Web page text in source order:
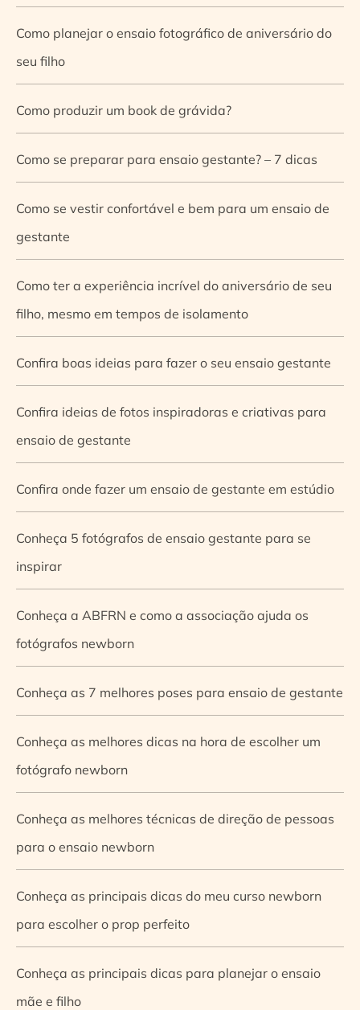
Como planejar o ensaio fotográfico de aniversário do
seu filho
Como produzir um book de grávida?
Como se preparar para ensaio gestante? – 7 dicas
Como se vestir confortável e bem para um ensaio de
gestante
Como ter a experiência incrível do aniversário de seu
filho, mesmo em tempos de isolamento
Confira boas ideias para fazer o seu ensaio gestante
Confira ideias de fotos inspiradoras e criativas para
ensaio de gestante
Confira onde fazer um ensaio de gestante em estúdio
Conheça 5 fotógrafos de ensaio gestante para se
inspirar
Conheça a ABFRN e como a associação ajuda os
fotógrafos newborn
Conheça as 7 melhores poses para ensaio de gestante
Conheça as melhores dicas na hora de escolher um
fotógrafo newborn
Conheça as melhores técnicas de direção de pessoas
para o ensaio newborn
Conheça as principais dicas do meu curso newborn
para escolher o prop perfeito
Conheça as principais dicas para planejar o ensaio
mãe e filho